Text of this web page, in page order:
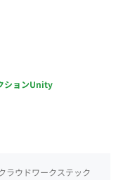
ションUnity
ラウドワークステック